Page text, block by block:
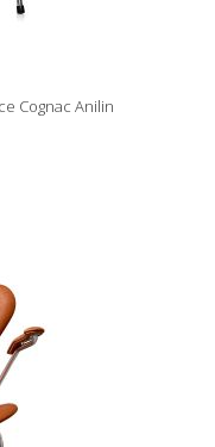
Cognac Anilin